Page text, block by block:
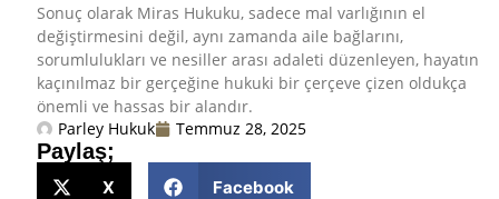
Sonuç olarak Miras Hukuku, sadece mal varlığının el
değiştirmesini değil, aynı zamanda aile bağlarını,
sorumlulukları ve nesiller arası adaleti düzenleyen, hayatın
kaçınılmaz bir gerçeğine hukuki bir çerçeve çizen oldukça
önemli ve hassas bir alandır.
Parley Hukuk
Temmuz 28, 2025
Paylaş;
X Facebook